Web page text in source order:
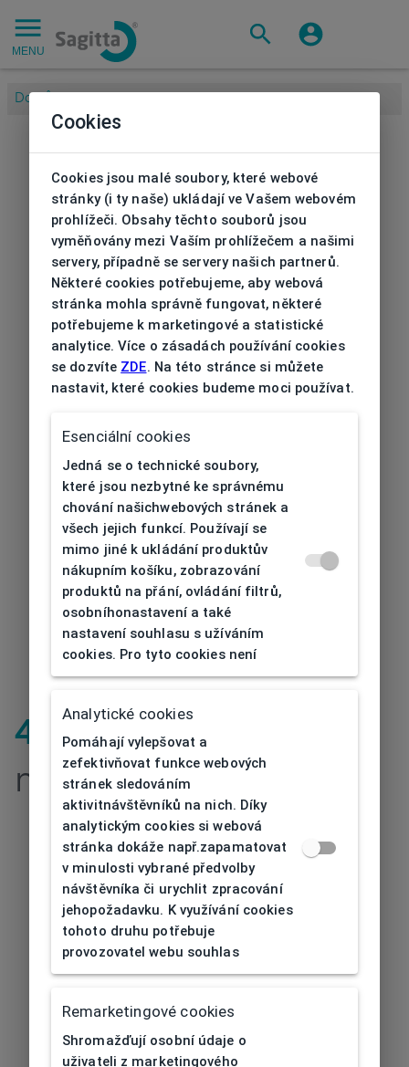
MENU
Domů
404| Stránka
nenalezena
Cookies
Cookies jsou malé soubory, které webové
stránky (i ty naše) ukládají ve Vašem webovém
prohlížeči. Obsahy těchto souborů jsou
vyměňovány mezi Vaším prohlížečem a našimi
servery, případně se servery našich partnerů.
Některé cookies potřebujeme, aby webová
stránka mohla správně fungovat, některé
potřebujeme k marketingové a statistické
analytice. Více o zásadách používání cookies
se dozvíte ZDE. Na této stránce si můžete
nastavit, které cookies budeme moci používat.
Esenciální cookies
Jedná se o technické soubory,
které jsou nezbytné ke správnému
chování našichwebových stránek a
všech jejich funkcí. Používají se
mimo jiné k ukládání produktův
nákupním košíku, zobrazování
produktů na přání, ovládání filtrů,
osobníhonastavení a také
nastavení souhlasu s užíváním
cookies. Pro tyto cookies není
Analytické cookies
Pomáhají vylepšovat a
zefektivňovat funkce webových
stránek sledováním
aktivitnávštěvníků na nich. Díky
analytickým cookies si webová
stránka dokáže např.zapamatovat
v minulosti vybrané předvolby
návštěvníka či urychlit zpracování
jehopožadavku. K využívání cookies
tohoto druhu potřebuje
provozovatel webu souhlas
Remarketingové cookies
Shromažďují osobní údaje o
uživateli z marketingového